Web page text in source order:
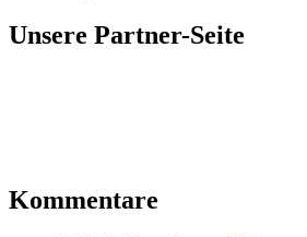
Unsere Partner-Seite
Kommentare